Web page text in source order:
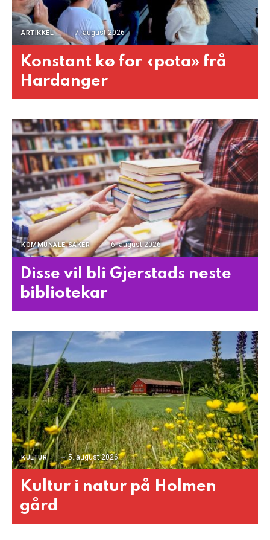
ARTIKKEL 7. august 2026
Konstant kø for «pota» frå
Hardanger
KOMMUNALE SAKER 6. august 2026
Disse vil bli Gjerstads neste
bibliotekar
KULTUR 5. august 2026
Kultur i natur på Holmen
gård